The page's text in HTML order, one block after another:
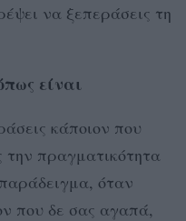
να ξεπεράσεις τη
είναι
κάποιον που
την πραγματικότητα
όταν
που δε σας αγαπά,